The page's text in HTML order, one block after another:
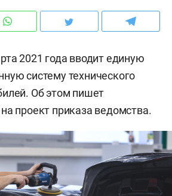
2021 года вводит единую
систему технического
Об этом пишет
проект приказа ведомства.